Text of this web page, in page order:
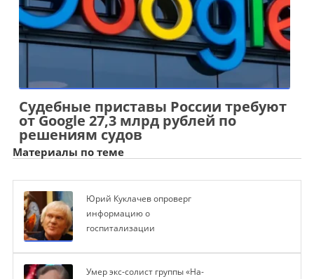
Судебные приставы России требуют
от Google 27,3 млрд рублей по
решениям судов
Материалы по теме
Юрий Куклачев опроверг
информацию о
госпитализации
Умер экс-солист группы «На-